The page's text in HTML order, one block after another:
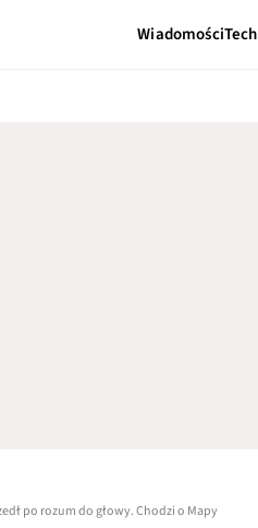
WiadomościTech
po rozum do głowy. Chodzi o Mapy